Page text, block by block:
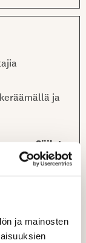
ja mainosten
ja
Säilyty
ksen
enimm
2 vuotta